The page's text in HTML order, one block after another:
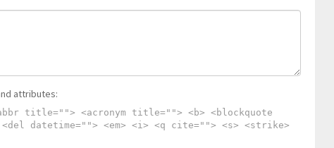
attributes:
title=""> <acronym title=""> <b> <blockquote
datetime=""> <em> <i> <q cite=""> <s> <strike>